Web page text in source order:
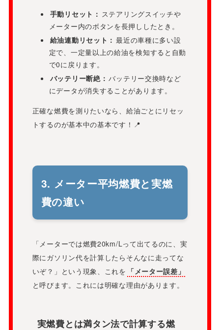
手動リセット： ステアリングスイッチや
メーター内のボタンを長押ししたとき。
給油連動リセット： 最近の車種に多い設
定で、一定量以上の給油を検知すると自動
で0に戻ります。
バッテリー断絶： バッテリー交換時など
にデータが消失することがあります。
正確な燃費を測りたいなら、給油ごとにリセッ
トするのが基本中の基本です！📍
3. メーター平均燃費と実燃
費の違い
「メーターでは燃費20km/Lって出てるのに、実
際にガソリン代を計算したらそんなに走ってな
いぞ？」という現象、これを 「メーター誤差」
と呼びます。これには明確な理由があります。
実燃費とは満タン法で計算する燃